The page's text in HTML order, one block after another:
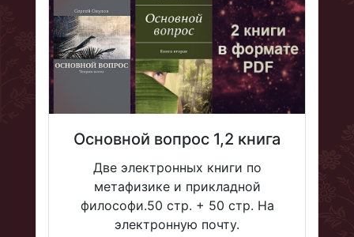
Основной вопрос 1,2 книга
Две электронных книги по
метафизике и прикладной
философи.50 стр. + 50 стр. На
электронную почту.